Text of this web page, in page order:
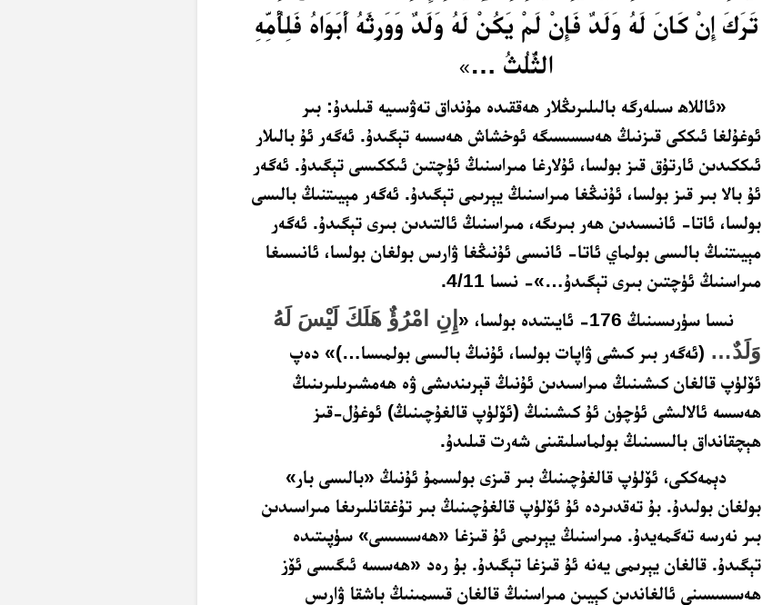
تَرَكَ إِنْ كَانَ لَهُ وَلَدٌ فَإِنْ لَمْ يَكُنْ لَهُ وَلَدٌ وَوَرِثَهُ أَبَوَاهُ فَلِأُمِّهِ
الثُّلُثُ …»
«ئاللاھ سىلەرگە بالىلىرىڭلار ھەققىدە مۇنداق تەۋسىيە قىلىدۇ: بىر
ئوغۇلغا ئىككى قىزنىڭ ھەسسىسىگە ئوخشاش ھەسسە تېگىدۇ. ئەگەر ئۇ بالىلار
ئىككىدىن ئارتۇق قىز بولسا، ئۇلارغا مىراسنىڭ ئۈچتىن ئىككىسى تېگىدۇ. ئەگەر
ئۇ بالا بىر قىز بولسا، ئۇنىڭغا مىراسنىڭ يېرىمى تېگىدۇ. ئەگەر مېيىتنىڭ بالىسى
بولسا، ئاتا- ئانىسىدىن ھەر بىرىگە، مىراسنىڭ ئالتىدىن بىرى تېگىدۇ. ئەگەر
مېيىتنىڭ بالىسى بولماي ئاتا- ئانىسى ئۇنىڭغا ۋارىس بولغان بولسا، ئانىسىغا
مىراسنىڭ ئۈچتىن بىرى تېگىدۇ…»- نىسا 4/11.
نىسا سۈرىسىنىڭ 176- ئايىتىدە بولسا، «
إِنِ امْرُؤٌ هَلَكَ لَيْسَ لَهُ
وَلَدٌ… (ئەگەر بىر كىشى ۋاپات بولسا، ئۇنىڭ بالىسى بولمىسا…)» دەپ
ئۆلۈپ قالغان كىشىنىڭ مىراسىدىن ئۇنىڭ قېرىندىشى ۋە ھەمشىرىلىرىنىڭ
ھەسسە ئالالىشى ئۈچۈن ئۇ كىشىنىڭ (ئۆلۈپ قالغۇچىنىڭ) ئوغۇل-قىز
ھېچقانداق بالىسىنىڭ بولماسلىقىنى شەرت قىلىدۇ.
دېمەككى، ئۆلۈپ قالغۇچىنىڭ بىر قىزى بولسىمۇ ئۇنىڭ «بالىسى بار»
بولغان بولىدۇ. بۇ تەقدىردە ئۇ ئۆلۈپ قالغۇچىنىڭ بىر تۇغقانلىرىغا مىراسىدىن
بىر نەرسە تەگمەيدۇ. مىراسنىڭ يېرىمى ئۇ قىزغا «ھەسسىسى» سۈپىتىدە
تېگىدۇ. قالغان يېرىمى يەنە ئۇ قىزغا تېگىدۇ. بۇ رەد «ھەسسە ئىگىسى ئۆز
ھەسسىسىنى ئالغاندىن كېيىن مىراسنىڭ قالغان قىسمىنىڭ باشقا ۋارىس